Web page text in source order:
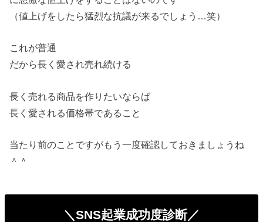
（値上げをしたら猛烈な抗議が来るでしょう…笑）
これが普通
だから長く愛され売れ続ける
長く売れる商品を作りたいならば
長く愛される価格帯であること
当たり前のことですがもう一度確認しておきましょうね
＾＾
＼SNS起業成功度診断／